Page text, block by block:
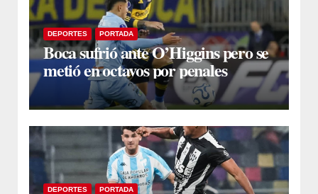
DEPORTES PORTADA
Boca sufrió ante O’Higgins pero se
metió en octavos por penales
DEPORTES PORTADA